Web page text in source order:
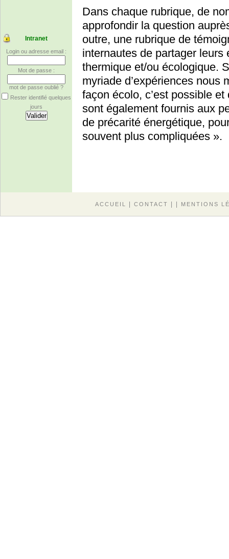
Intranet
Login ou adresse email :
Mot de passe :
mot de passe oublié ?
Rester identifié quelques
jours
Dans chaque rubrique, de
approfondir la question
outre, une rubrique de
internautes de partager
thermique et/ou écologique.
myriade d’expériences nous
façon écolo, c’est possible et
sont également fournis aux
de précarité énergétique,
souvent plus compliquées ».
ACCUEIL | CONTACT | | MENTIONS